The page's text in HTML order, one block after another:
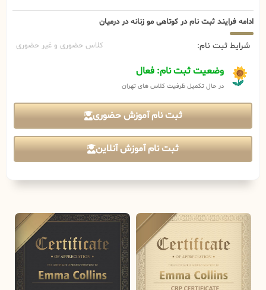
ادامه فرایند ثبت نام در کوتاهی مو زنانه در درمیان
شرایط ثبت نام: کلاس حضوری و غیر حضوری
وضعیت ثبت نام: فعال
در حال تکمیل ظرفیت کلاس های تهران
ثبت نام آموزش حضوری
ثبت نام آموزش آنلاین